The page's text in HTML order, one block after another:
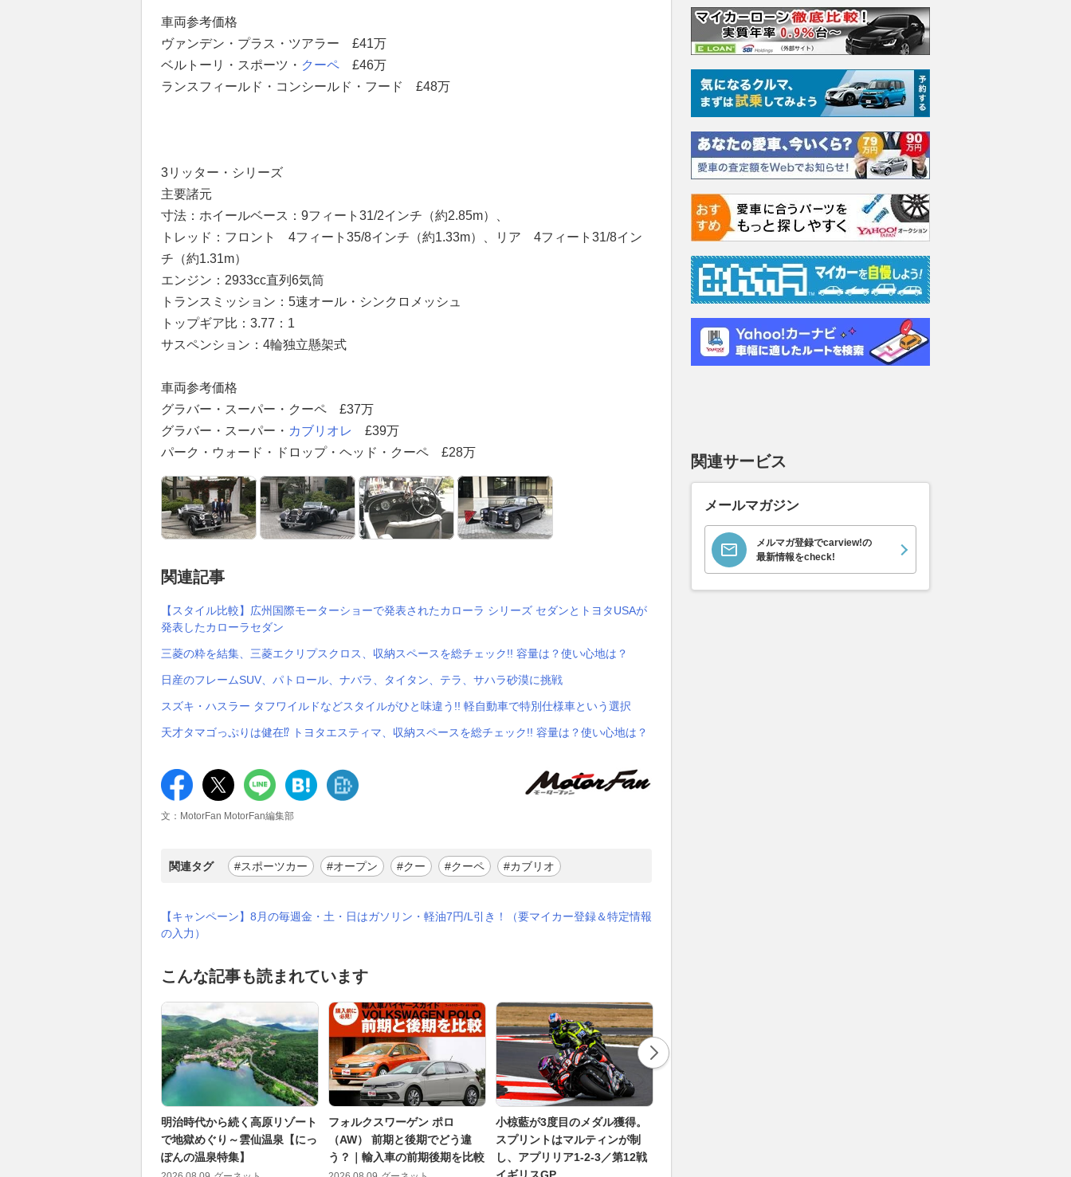
車両参考価格
ヴァンデン・プラス・ツアラー £41万
ベルトーリ・スポーツ・ クーペ £46万
ランスフィールド・コンシールド・フード £48万
3リッター・シリーズ
主要諸元
寸法：ホイールベース：9フィート31/2インチ（約2.85m）、
トレッド：フロント 4フィート35/8インチ（約1.33m）、リア 4フィート31/8イン
チ（約1.31m）
エンジン：2933cc直列6気筒
トランスミッション：5速オール・シンクロメッシュ
トップギア比：3.77：1
サスペンション：4輪独立懸架式
車両参考価格
グラバー・スーパー・クーペ £37万
グラバー・スーパー・ カブリオレ
£39万
パーク・ウォード・ドロップ・ヘッド・クーペ £28万
関連記事
【スタイル比較】広州国際モーターショーで発表されたカローラ シリーズ セダンとトヨタUSAが
発表したカローラセダン
三菱の粋を結集、三菱エクリプスクロス、収納スペースを総チェック!! 容量は？使い心地は？
日産のフレームSUV、パトロール、ナバラ、タイタン、テラ、サハラ砂漠に挑戦
スズキ・ハスラー タフワイルドなどスタイルがひと味違う!! 軽自動車で特別仕様車という選択
天才タマゴっぷりは健在⁉︎ トヨタエスティマ、収納スペースを総チェック!! 容量は？使い心地は？
文：MotorFan MotorFan編集部
関連タグ #スポーツカー #オープン #クー #クーペ #カブリオ
【キャンペーン】8月の毎週金・土・日はガソリン・軽油7円/L引き！（要マイカー登録＆特定情報
の入力）
こんな記事も読まれています
明治時代から続く高原リゾート
で地獄めぐり～雲仙温泉【にっ
ぽんの温泉特集】
フォルクスワーゲン ポロ
（AW） 前期と後期でどう違
う？｜輸入車の前期後期を比較
小椋藍が3度目のメダル獲得。
スプリントはマルティンが制
し、アプリリア1-2-3／第12戦
関連サービス
メールマガジン
メルマガ登録でcarview!の
最新情報をcheck!